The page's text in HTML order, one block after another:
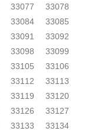
33077
33078
33084
33085
33091
33092
33098
33099
33105
33106
33112
33113
33119
33120
33126
33127
33133
33134